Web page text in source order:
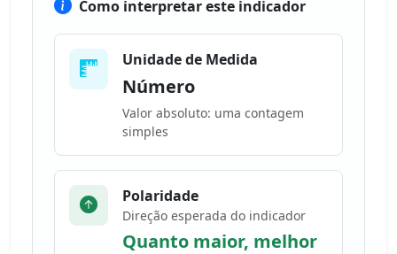
Como interpretar este indicador
Unidade de Medida
Número
Valor absoluto: uma contagem
simples
Polaridade
Direção esperada do indicador
Quanto maior, melhor